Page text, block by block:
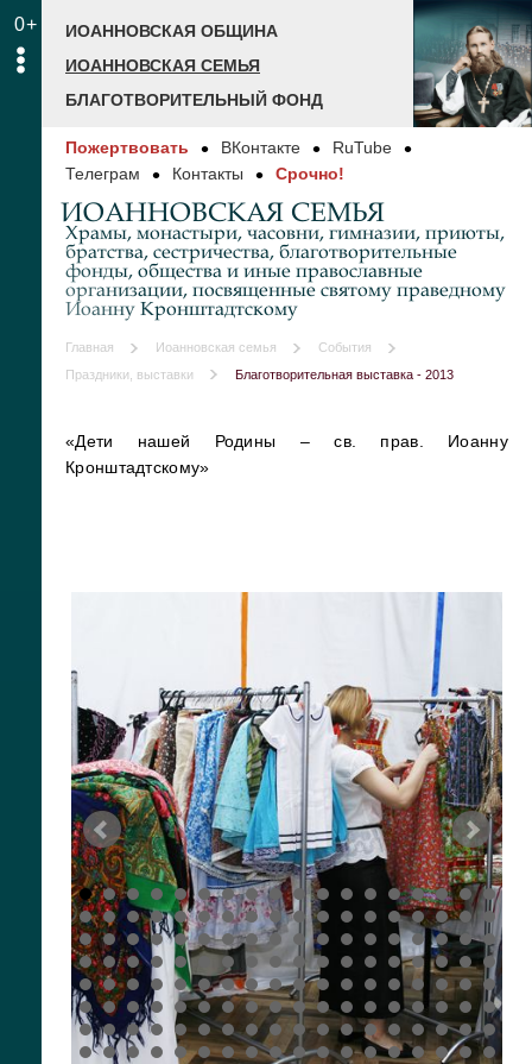
0+
ИОАННОВСКАЯ ОБЩИНА
ИОАННОВСКАЯ СЕМЬЯ
БЛАГОТВОРИТЕЛЬНЫЙ ФОНД
Пожертвовать ВКонтакте
RuTube
Телеграм
Контакты Срочно!
ИОАННОВСКАЯ СЕМЬЯ
Храмы, монастыри, часовни, гимназии, приюты,
братства, сестричества, благотворительные
фонды, общества и иные православные
организации, посвященные святому праведному
Иоанну Кронштадтскому
Главная Иоанновская семья
События
Праздники, выставки
Благотворительная выставка - 2013
«Дети нашей Родины – св. прав. Иоанну
Кронштадтскому»